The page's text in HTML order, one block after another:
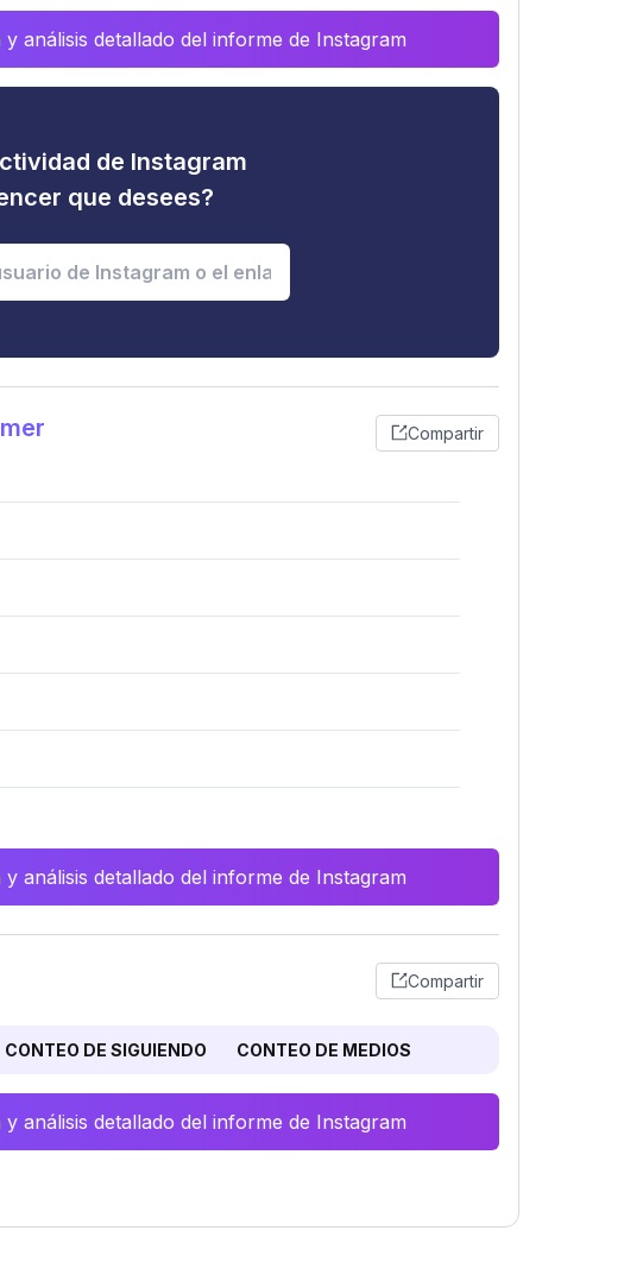
análisis detallado del informe de Instagram
de Instagram
que desees?
Compartir
análisis detallado del informe de Instagram
Compartir
CONTEO DE SIGUIENDO CONTEO DE MEDIOS
análisis detallado del informe de Instagram